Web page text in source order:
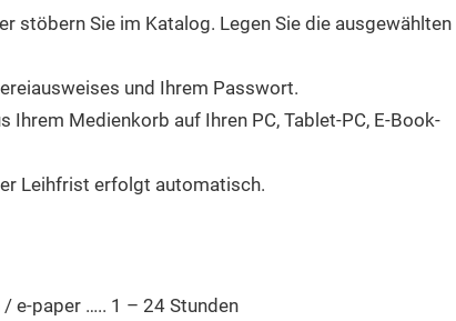
stöbern Sie im Katalog. Legen Sie die ausgewählten
und Ihrem Passwort.
Ihrem Medienkorb auf Ihren PC, Tablet-PC, E-Book-
Leihfrist erfolgt automatisch.
e-paper ….. 1 – 24 Stunden